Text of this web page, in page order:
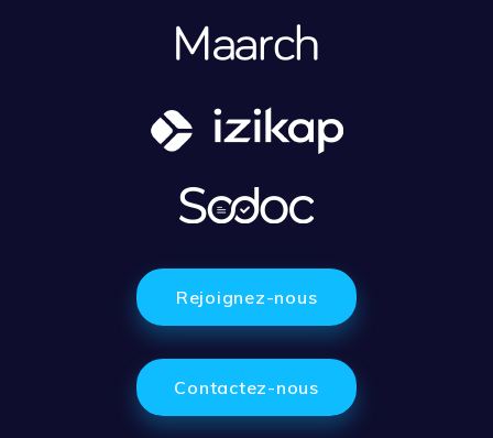
Rejoignez-nous
Contactez-nous